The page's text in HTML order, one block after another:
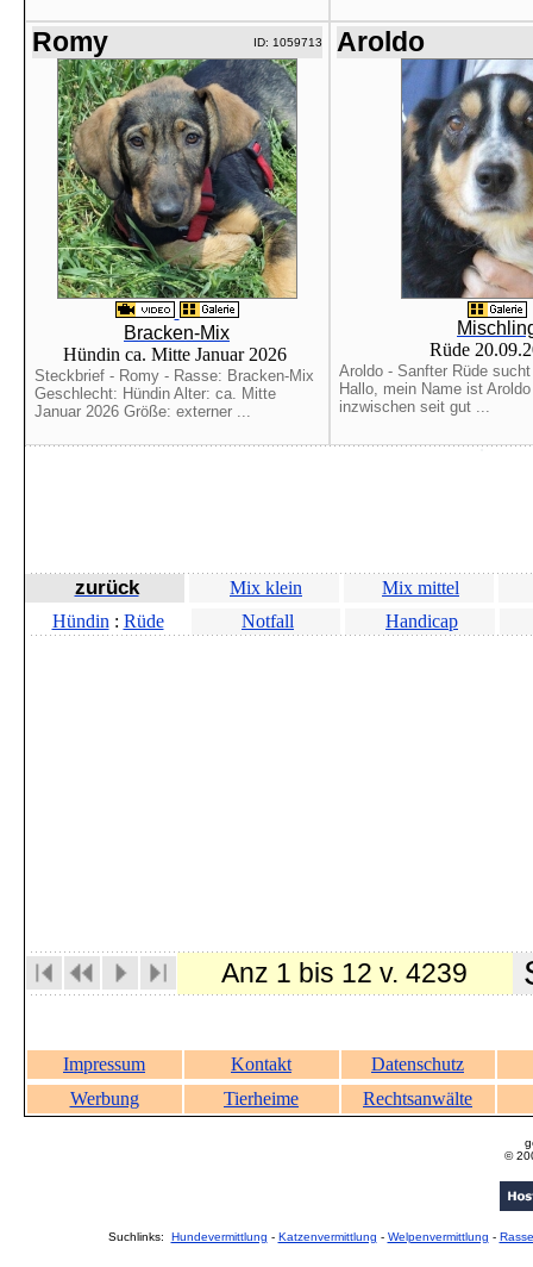
Romy ID: 1059713
Bracken-Mix
Hündin ca. Mitte Januar 2026
Steckbrief - Romy - Rasse: Bracken-Mix
Geschlecht: Hündin Alter: ca. Mitte
Januar 2026 Größe: externer ...
Aroldo
Rüde
Aroldo - Sanfter Rüde
Hallo, mein Name ist
inzwischen seit gut ...
zurück Mix klein
Mix mittel
Hündin : Rüde Notfall Handicap
Anz 1 bis 12 v. 4239
Impressum Kontakt
Datenschutz
Werbung
Tierheime Rechtsanwälte
©
Suchlinks: Hundevermittlung - Katzenvermittlung - Welpenvermittlung -